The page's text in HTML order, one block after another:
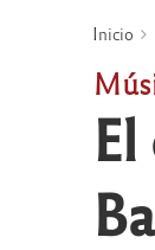
Inicio